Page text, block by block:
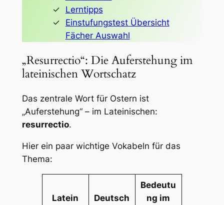
Lerntipps
Einstufungstest Übersicht
Fächer Auswahl
„Resurrectio“: Die Auferstehung im
lateinischen Wortschatz
Das zentrale Wort für Ostern ist
„Auferstehung“ – im Lateinischen:
resurrectio.
Hier ein paar wichtige Vokabeln für das
Thema:
Latein Deutsch
Bedeutu
ng im